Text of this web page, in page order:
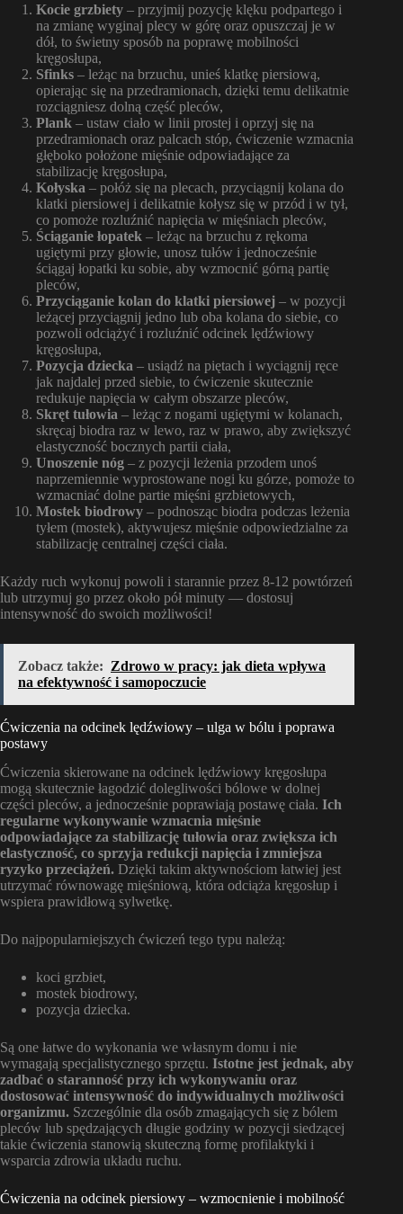
Kocie grzbiety – przyjmij pozycję klęku podpartego i
na zmianę wyginaj plecy w górę oraz opuszczaj je w
dół, to świetny sposób na poprawę mobilności
kręgosłupa,
Sfinks – leżąc na brzuchu, unieś klatkę piersiową,
opierając się na przedramionach, dzięki temu delikatnie
rozciągniesz dolną część pleców,
Plank – ustaw ciało w linii prostej i oprzyj się na
przedramionach oraz palcach stóp, ćwiczenie wzmacnia
głęboko położone mięśnie odpowiadające za
stabilizację kręgosłupa,
Kołyska – połóż się na plecach, przyciągnij kolana do
klatki piersiowej i delikatnie kołysz się w przód i w tył,
co pomoże rozluźnić napięcia w mięśniach pleców,
Ściąganie łopatek – leżąc na brzuchu z rękoma
ugiętymi przy głowie, unosz tułów i jednocześnie
ściągaj łopatki ku sobie, aby wzmocnić górną partię
pleców,
Przyciąganie kolan do klatki piersiowej – w pozycji
leżącej przyciągnij jedno lub oba kolana do siebie, co
pozwoli odciążyć i rozluźnić odcinek lędźwiowy
kręgosłupa,
Pozycja dziecka – usiądź na piętach i wyciągnij ręce
jak najdalej przed siebie, to ćwiczenie skutecznie
redukuje napięcia w całym obszarze pleców,
Skręt tułowia – leżąc z nogami ugiętymi w kolanach,
skręcaj biodra raz w lewo, raz w prawo, aby zwiększyć
elastyczność bocznych partii ciała,
Unoszenie nóg – z pozycji leżenia przodem unoś
naprzemiennie wyprostowane nogi ku górze, pomoże to
wzmacniać dolne partie mięśni grzbietowych,
Mostek biodrowy – podnosząc biodra podczas leżenia
tyłem (mostek), aktywujesz mięśnie odpowiedzialne za
stabilizację centralnej części ciała.
Każdy ruch wykonuj powoli i starannie przez 8-12 powtórzeń
lub utrzymuj go przez około pół minuty — dostosuj
intensywność do swoich możliwości!
Zobacz także: Zdrowo w pracy: jak dieta wpływa
na efektywność i samopoczucie
Ćwiczenia na odcinek lędźwiowy – ulga w bólu i poprawa
postawy
Ćwiczenia skierowane na odcinek lędźwiowy kręgosłupa
mogą skutecznie łagodzić dolegliwości bólowe w dolnej
części pleców, a jednocześnie poprawiają postawę ciała. Ich
regularne wykonywanie wzmacnia mięśnie
odpowiadające za stabilizację tułowia oraz zwiększa ich
elastyczność, co sprzyja redukcji napięcia i zmniejsza
ryzyko przeciążeń. Dzięki takim aktywnościom łatwiej jest
utrzymać równowagę mięśniową, która odciąża kręgosłup i
wspiera prawidłową sylwetkę.
Do najpopularniejszych ćwiczeń tego typu należą:
koci grzbiet,
mostek biodrowy,
pozycja dziecka.
Są one łatwe do wykonania we własnym domu i nie
wymagają specjalistycznego sprzętu. Istotne jest jednak, aby
zadbać o staranność przy ich wykonywaniu oraz
dostosować intensywność do indywidualnych możliwości
organizmu. Szczególnie dla osób zmagających się z bólem
pleców lub spędzających długie godziny w pozycji siedzącej
takie ćwiczenia stanowią skuteczną formę profilaktyki i
wsparcia zdrowia układu ruchu.
Ćwiczenia na odcinek piersiowy – wzmocnienie i mobilność